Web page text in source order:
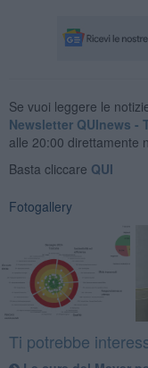
Se vuoi leggere le
Newsletter QUInews -
alle 20:00 direttamente
Basta cliccare QUI
Fotogallery
Ti potrebbe